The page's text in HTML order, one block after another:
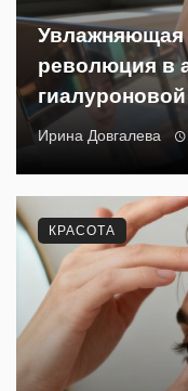
Увлажняющая
революция в
Ирина Довгалева
КРАСОТА